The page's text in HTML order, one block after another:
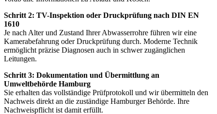
Schritt 2: TV-Inspektion oder Druckprüfung nach DIN EN
1610
Je nach Alter und Zustand Ihrer Abwasserrohre führen wir eine
Kamerabefahrung oder Druckprüfung durch. Moderne Technik
ermöglicht präzise Diagnosen auch in schwer zugänglichen
Leitungen.
Schritt 3: Dokumentation und Übermittlung an
Umweltbehörde Hamburg
Sie erhalten das vollständige Prüfprotokoll und wir übermitteln den
Nachweis direkt an die zuständige Hamburger Behörde. Ihre
Nachweispflicht ist damit erfüllt.